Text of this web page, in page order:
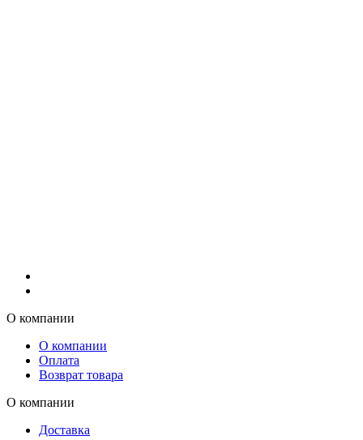
О компании
О компании
Оплата
Возврат товара
О компании
Доставка